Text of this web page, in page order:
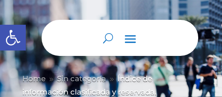
Abrir barra de herramientas
Home 9 Sin categoría 9 Índice de
información clasificada y reservada.